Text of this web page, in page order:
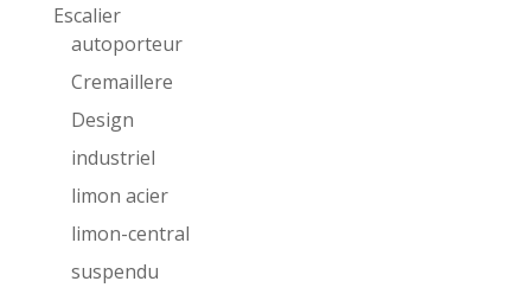
Escalier
autoporteur
Cremaillere
Design
industriel
limon acier
limon-central
suspendu